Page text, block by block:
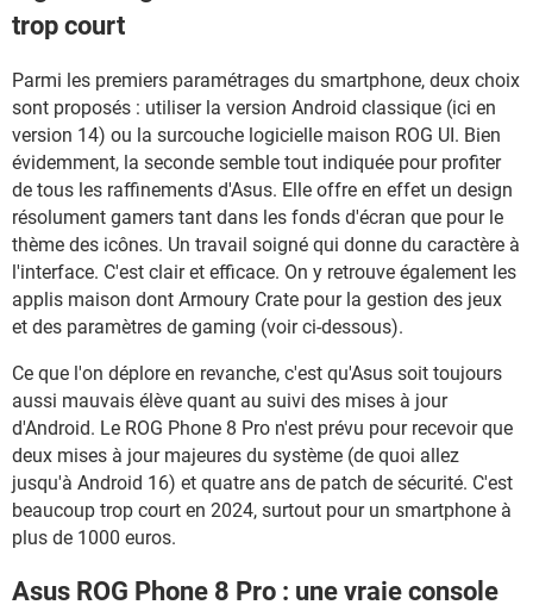
trop court
Parmi les premiers paramétrages du smartphone, deux choix
sont proposés : utiliser la version Android classique (ici en
version 14) ou la surcouche logicielle maison ROG UI. Bien
évidemment, la seconde semble tout indiquée pour profiter
de tous les raffinements d'Asus. Elle offre en effet un design
résolument gamers tant dans les fonds d'écran que pour le
thème des icônes. Un travail soigné qui donne du caractère à
l'interface. C'est clair et efficace. On y retrouve également les
applis maison dont Armoury Crate pour la gestion des jeux
et des paramètres de gaming (voir ci-dessous).
Ce que l'on déplore en revanche, c'est qu'Asus soit toujours
aussi mauvais élève quant au suivi des mises à jour
d'Android. Le ROG Phone 8 Pro n'est prévu pour recevoir que
deux mises à jour majeures du système (de quoi allez
jusqu'à Android 16) et quatre ans de patch de sécurité. C'est
beaucoup trop court en 2024, surtout pour un smartphone à
plus de 1000 euros.
Asus ROG Phone 8 Pro : une vraie console